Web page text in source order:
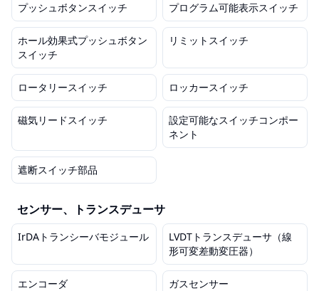
プッシュボタンスイッチ プログラム可能表示スイッチ
ホール効果式プッシュボタン
スイッチ
リミットスイッチ
ロータリースイッチ ロッカースイッチ
磁気リードスイッチ
設定可能なスイッチコンポー
ネント
遮断スイッチ部品
センサー、トランスデューサ
IrDAトランシーバモジュール
LVDTトランスデューサ（線
形可変差動変圧器）
エンコーダ ガスセンサー